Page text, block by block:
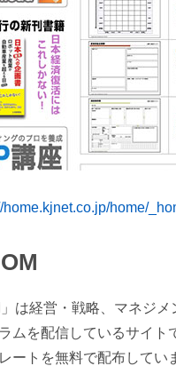
home.kjnet.co.jp/home/
」は経営・戦略、マネジ
ムを配信しているサイト
ートを無料で配布して